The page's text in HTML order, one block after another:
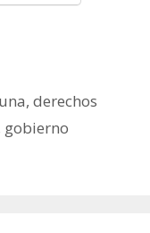
,derechos
gobierno